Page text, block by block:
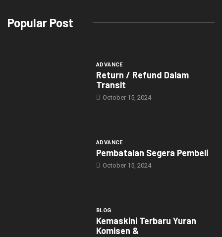
Popular Post
ADVANCE
Return / Refund Dalam
Transit
October 15, 2024
ADVANCE
Pembatalan Segera Pembeli
October 15, 2024
BLOG
Kemaskini Terbaru Yuran
Komisen &